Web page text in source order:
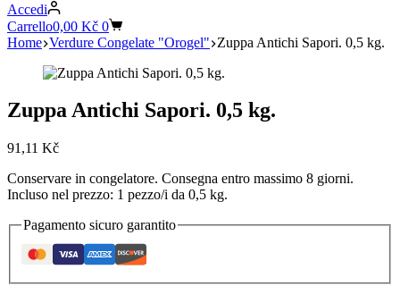
Accedi
Carrello0,00 Kč 0
Home Verdure Congelate "Orogel" Zuppa Antichi Sapori. 0,5 kg.
Zuppa Antichi Sapori. 0,5 kg.
91,11 Kč
Conservare in congelatore. Consegna entro massimo 8 giorni.
Incluso nel prezzo: 1 pezzo/i da 0,5 kg.
Pagamento sicuro garantito